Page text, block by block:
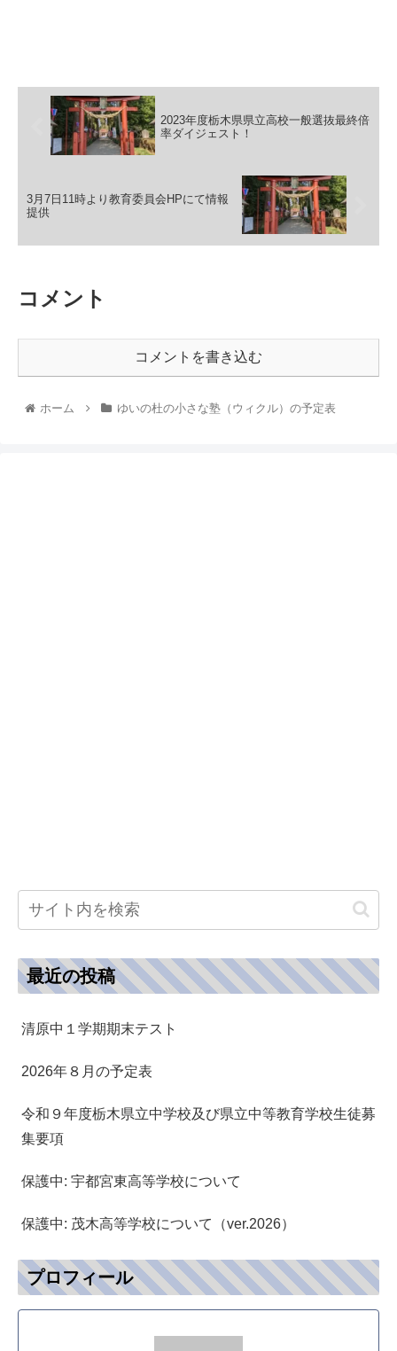
2023年度栃木県県立高校一般選抜最終倍
率ダイジェスト！
3月7日11時より教育委員会HPにて情報
提供
コメント
コメントを書き込む
ホーム ゆいの杜の小さな塾（ウィクル）の予定表
最近の投稿
清原中１学期期末テスト
2026年８月の予定表
令和９年度栃木県立中学校及び県立中等教育学校生徒募
集要項
保護中: 宇都宮東高等学校について
保護中: 茂木高等学校について（ver.2026）
プロフィール